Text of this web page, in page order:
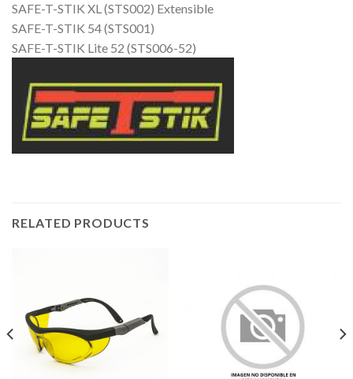
SAFE-T-STIK XL (STS002) Extensible
SAFE-T-STIK 54 (STS001)
SAFE-T-STIK Lite 52 (STS006-52)
RELATED PRODUCTS